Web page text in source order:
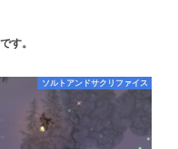
す。
ソルトアンドサクリファイス